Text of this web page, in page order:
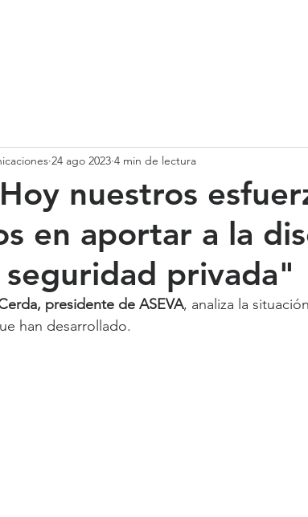
nuestros
en aportar a la
privada"
24 ago 2023 4 min de lectura
presidente de ASEVA, analiza la
han desarrollado.